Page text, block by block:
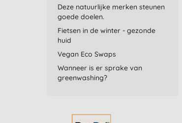
Deze natuurlijke merken steunen
goede doelen.
Fietsen in de winter - gezonde
huid
Vegan Eco Swaps
Wanneer is er sprake van
greenwashing?